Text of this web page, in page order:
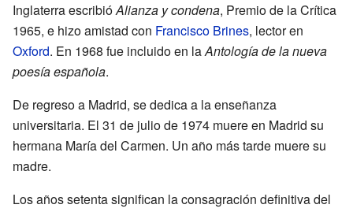
Inglaterra escribióAlianza y condena, Premio de la Crítica
1965, e hizo amistad con Francisco Brines, lector en
Oxford. En 1968 fue incluido en laAntología de la nueva
poesía española.
De regreso a Madrid, se dedica a la enseñanza
universitaria. El 31 de julio de 1974 muere en Madrid su
hermana María del Carmen. Un año más tarde muere su
madre.
Los años setenta significan la consagración definitiva del